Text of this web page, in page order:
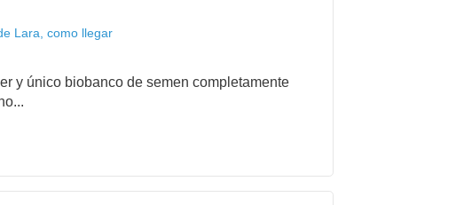
Lara, como llegar
y único biobanco de semen completamente